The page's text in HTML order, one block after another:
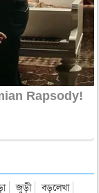
জুড়ী বড়লেখা